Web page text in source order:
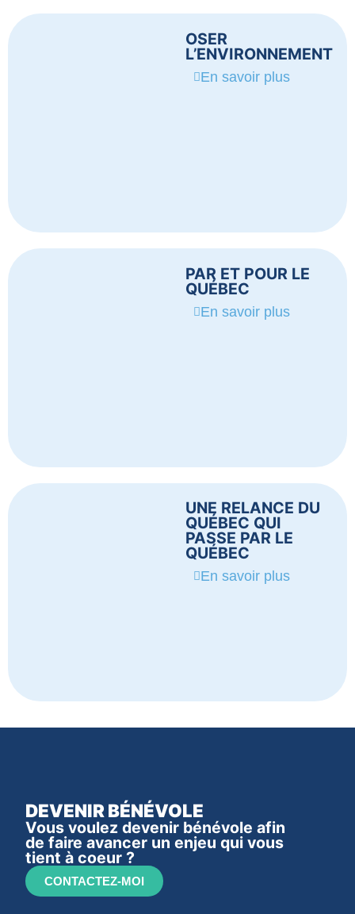
OSER
L’ENVIRONNEMENT
En savoir plus
PAR ET POUR LE
QUÉBEC
En savoir plus
UNE RELANCE DU
QUÉBEC QUI
PASSE PAR LE
QUÉBEC
En savoir plus
DEVENIR BÉNÉVOLE
Vous voulez devenir bénévole afin
de faire avancer un enjeu qui vous
tient à coeur ?
CONTACTEZ-MOI